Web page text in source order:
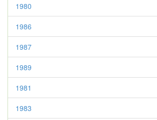
1980
1986
1987
1989
1981
1983